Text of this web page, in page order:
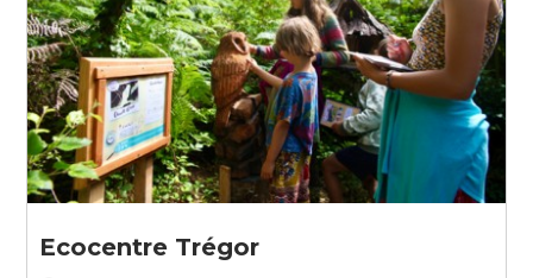
Ecocentre Trégor